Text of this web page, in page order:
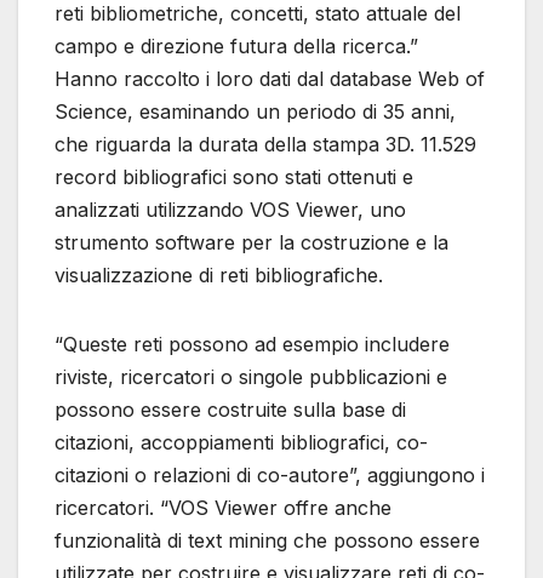
reti bibliometriche, concetti, stato attuale del
campo e direzione futura della ricerca.”
Hanno raccolto i loro dati dal database Web of
Science, esaminando un periodo di 35 anni,
che riguarda la durata della stampa 3D. 11.529
record bibliografici sono stati ottenuti e
analizzati utilizzando VOS Viewer, uno
strumento software per la costruzione e la
visualizzazione di reti bibliografiche.
“Queste reti possono ad esempio includere
riviste, ricercatori o singole pubblicazioni e
possono essere costruite sulla base di
citazioni, accoppiamenti bibliografici, co-
citazioni o relazioni di co-autore”, aggiungono i
ricercatori. “VOS Viewer offre anche
funzionalità di text mining che possono essere